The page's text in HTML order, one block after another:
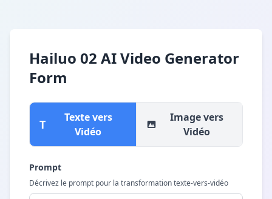
Hailuo 02 AI Video Generator
Form
T
Texte vers
Vidéo
Image vers
Vidéo
Prompt
Décrivez le prompt pour la transformation texte-vers-vidéo